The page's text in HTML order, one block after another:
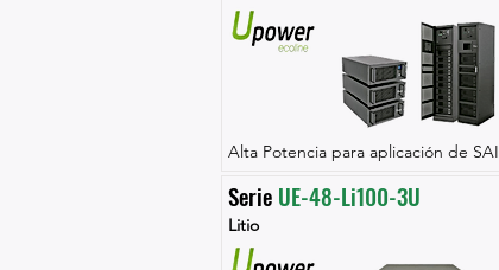
Alta Potencia para aplicación de SAI
Serie UE-48-Li100-3U
Litio